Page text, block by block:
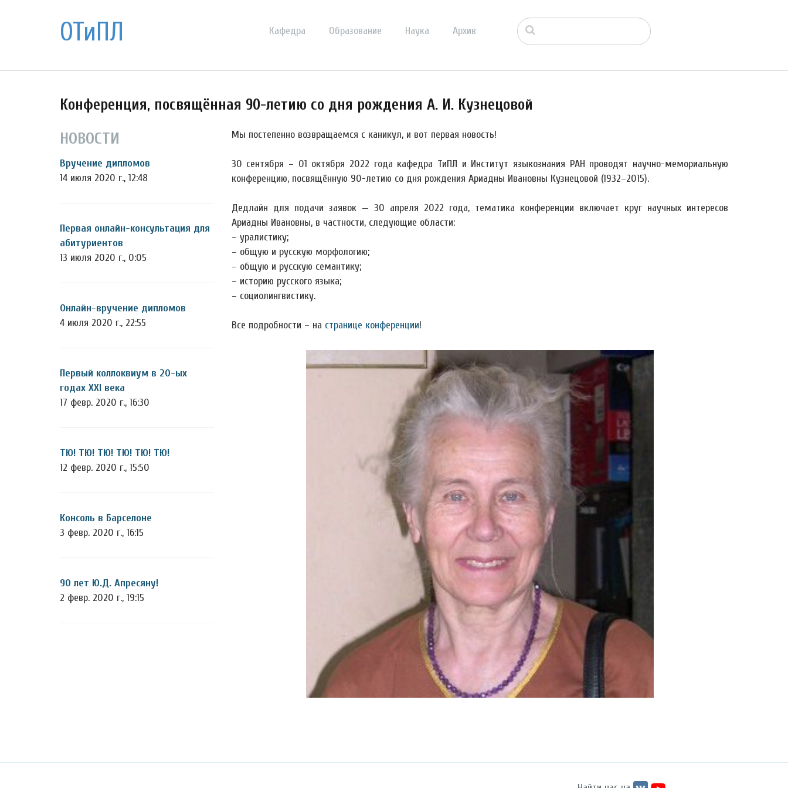
ОТиПЛ Кафедра Образование Наука Архив
Конференция, посвящённая 90-летию со дня рождения А. И. Кузнецовой
НОВОСТИ
Вручение дипломов
14 июля 2020 г., 12:48
Первая онлайн-консультация для
абитуриентов
13 июля 2020 г., 0:05
Онлайн-вручение дипломов
4 июля 2020 г., 22:55
Первый коллоквиум в 20-ых
годах XXI века
17 февр. 2020 г., 16:30
ТЮ! ТЮ! ТЮ! ТЮ! ТЮ! ТЮ!
12 февр. 2020 г., 15:50
Консоль в Барселоне
3 февр. 2020 г., 16:15
90 лет Ю.Д. Апресяну!
2 февр. 2020 г., 19:15
Мы постепенно возвращаемся с каникул, и вот первая новость!
30 сентября – 01 октября 2022 года кафедра ТиПЛ и Институт языкознания РАН проводят научно-мемориальную
конференцию, посвящённую 90-летию со дня рождения Ариадны Ивановны Кузнецовой (1932–2015).
Дедлайн для подачи заявок — 30 апреля 2022 года, тематика конференции включает круг научных интересов
Ариадны Ивановны, в частности, следующие области:
– уралистику;
– общую и русскую морфологию;
– общую и русскую семантику;
– историю русского языка;
– социолингвистику.
Все подробности – на странице конференции!